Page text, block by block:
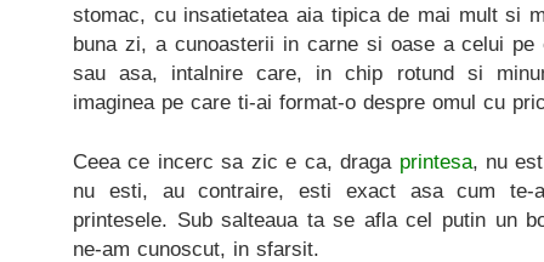
stomac, cu insatietatea aia tipica de mai mult si
buna zi, a cunoasterii in carne si oase a celui
sau asa, intalnire care, in chip rotund si
imaginea pe care ti-ai format-o despre omul cu
Ceea ce incerc sa zic e ca, draga printesa, nu
nu esti, au contraire, esti exact asa cum te-
printesele. Sub salteaua ta se afla cel putin un
ne-am cunoscut, in sfarsit.